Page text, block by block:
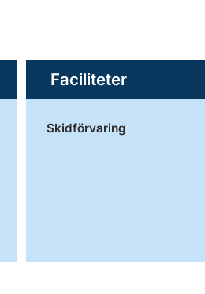
Faciliteter
Skidförvaring